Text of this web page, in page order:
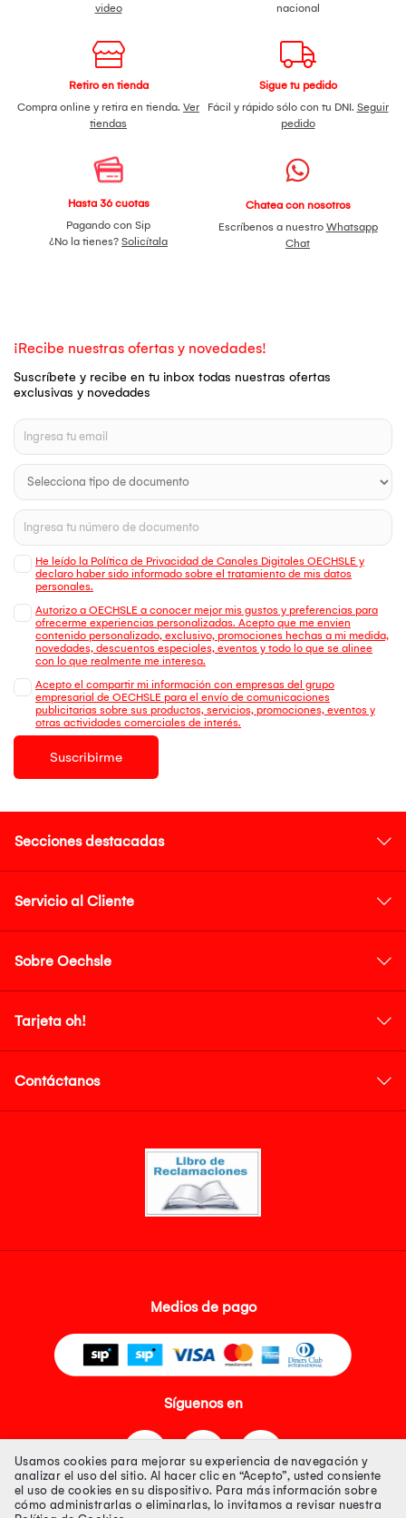
video
nacional
Retiro en tienda
Compra online y retira en tienda. Ver
tiendas
Sigue tu pedido
Fácil y rápido sólo con tu DNI. Seguir
pedido
Hasta 36 cuotas
Pagando con Sip
¿No la tienes? Solicítala
Chatea con nosotros
Escríbenos a nuestro Whatsapp
Chat
¡Recibe nuestras ofertas y novedades!
Suscríbete y recibe en tu inbox todas nuestras ofertas
exclusivas y novedades
He leído la Política de Privacidad de Canales Digitales OECHSLE y
declaro haber sido informado sobre el tratamiento de mis datos
personales.
Autorizo a OECHSLE a conocer mejor mis gustos y preferencias para
ofrecerme experiencias personalizadas. Acepto que me envien
contenido personalizado, exclusivo, promociones hechas a mi medida,
novedades, descuentos especiales, eventos y todo lo que se alinee
con lo que realmente me interesa.
Acepto el compartir mi información con empresas del grupo
empresarial de OECHSLE para el envío de comunicaciones
publicitarias sobre sus productos, servicios, promociones, eventos y
otras actividades comerciales de interés.
Suscribirme
Secciones destacadas
Servicio al Cliente
Sobre Oechsle
Tarjeta oh!
Contáctanos
Medios de pago
Síguenos en
Usamos cookies para mejorar su experiencia de navegación y
analizar el uso del sitio. Al hacer clic en “Acepto”, usted consiente
el uso de cookies en su dispositivo. Para más información sobre
cómo administrarlas o eliminarlas, lo invitamos a revisar nuestra